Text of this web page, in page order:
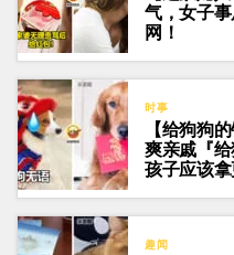
气，女子
网！
时事
【给狗狗
爽亲戚『
孩子应该拿
趣闻